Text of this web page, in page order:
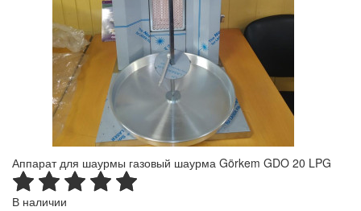
Аппарат для шаурмы газовый шаурма Görkem GDO 20 LPG
В наличии